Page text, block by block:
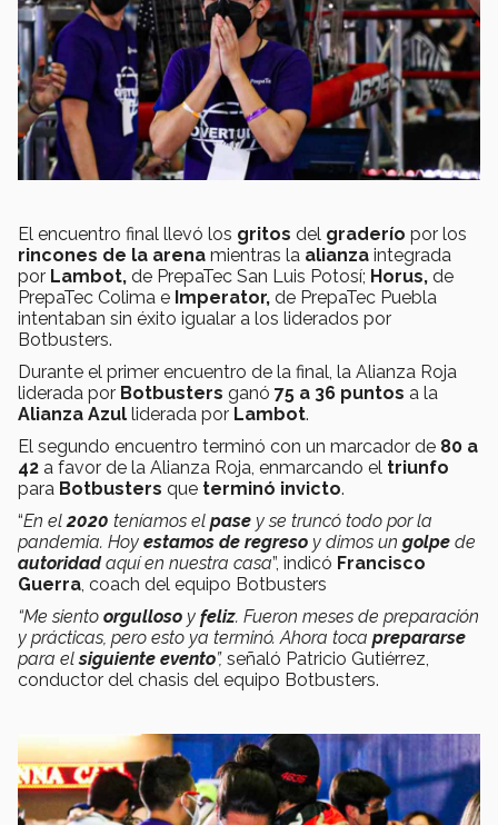
El encuentro final llevó los gritos del graderío por los
rincones de la arena mientras la alianza integrada
por Lambot, de PrepaTec San Luis Potosí; Horus, de
PrepaTec Colima e Imperator, de PrepaTec Puebla
intentaban sin éxito igualar a los liderados por
Botbusters.
Durante el primer encuentro de la final, la Alianza Roja
liderada por Botbusters ganó 75 a 36 puntos a la
Alianza Azul liderada por Lambot.
El segundo encuentro terminó con un marcador de 80 a
42 a favor de la Alianza Roja, enmarcando el triunfo
para Botbusters que terminó invicto.
“En el2020 teníamos el pase y se truncó todo por la
pandemia. Hoy estamos de regreso y dimos un golpe de
autoridadaquí en nuestra casa”, indicó Francisco
Guerra, coach del equipo Botbusters
“Me siento orgulloso y feliz. Fueron meses de preparación
y prácticas, pero esto ya terminó. Ahora toca prepararse
para elsiguiente evento”, señaló Patricio Gutiérrez,
conductor del chasis del equipo Botbusters.